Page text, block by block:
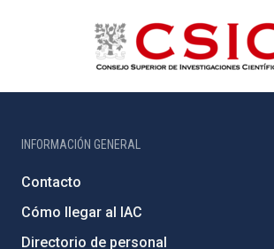
INFORMACIÓN GENERAL
Contacto
Cómo llegar al IAC
Directorio de personal